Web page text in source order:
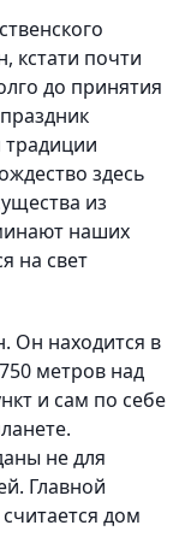
кстати почти
до принятия
традиции
здесь
из
наших
на свет
Он находится в
метров над
и сам по себе
не для
Главной
дом